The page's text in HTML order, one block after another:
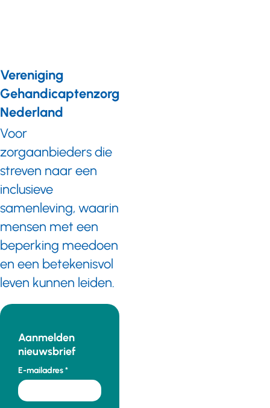
Vereniging
Gehandicaptenzorg
Nederland
Voor
zorgaanbieders die
streven naar een
inclusieve
samenleving, waarin
mensen met een
beperking meedoen
en een betekenisvol
leven kunnen leiden.
Aanmelden
nieuwsbrief
E-mailadres